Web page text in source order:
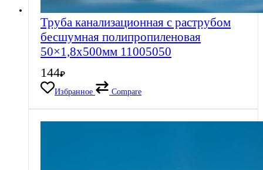
Труба канализационная с раструбом
бесшумная полипропиленовая
50×1,8х500мм 11005050
144₽
Избранное
Compare